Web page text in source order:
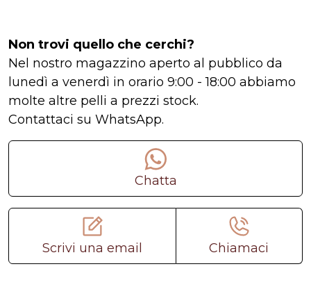
Non trovi quello che cerchi?
Nel nostro magazzino aperto al pubblico da
lunedì a venerdì in orario 9:00 - 18:00 abbiamo
molte altre pelli a prezzi stock.
Contattaci su WhatsApp.
Chatta
Scrivi una email Chiamaci